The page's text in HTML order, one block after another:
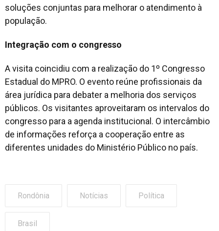
soluções conjuntas para melhorar o atendimento à
população.
Integração com o congresso
A visita coincidiu com a realização do 1º Congresso
Estadual do MPRO. O evento reúne profissionais da
área jurídica para debater a melhoria dos serviços
públicos. Os visitantes aproveitaram os intervalos do
congresso para a agenda institucional. O intercâmbio
de informações reforça a cooperação entre as
diferentes unidades do Ministério Público no país.
Rondônia Notícias Política
Brasil